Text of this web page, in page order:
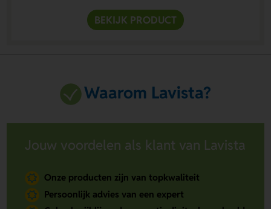
BEKIJK PRODUCT
Waarom Lavista?
Jouw voordelen als klant van Lavista
Onze producten zijn van topkwaliteit
Persoonlijk advies van een expert